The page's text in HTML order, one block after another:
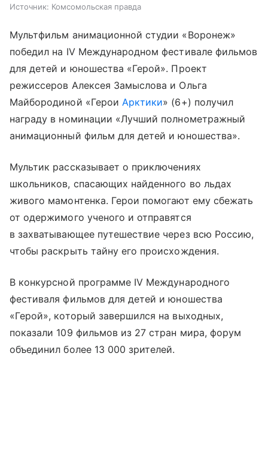
Источник: Комсомольская правда
Мультфильм анимационной студии «Воронеж»
победил на IV Международном фестивале фильмов
для детей и юношества «Герой». Проект
режиссеров Алексея Замыслова и Ольга
Майбородиной «Герои Арктики» (6+) получил
награду в номинации «Лучший полнометражный
анимационный фильм для детей и юношества».
Мультик рассказывает о приключениях
школьников, спасающих найденного во льдах
живого мамонтенка. Герои помогают ему сбежать
от одержимого ученого и отправятся
в захватывающее путешествие через всю Россию,
чтобы раскрыть тайну его происхождения.
В конкурсной программе IV Международного
фестиваля фильмов для детей и юношества
«Герой», который завершился на выходных,
показали 109 фильмов из 27 стран мира, форум
объединил более 13 000 зрителей.